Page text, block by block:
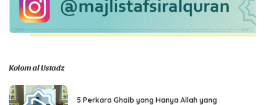
Kolom al Ustadz
5 Perkara Ghaib yang Hanya Allah yang